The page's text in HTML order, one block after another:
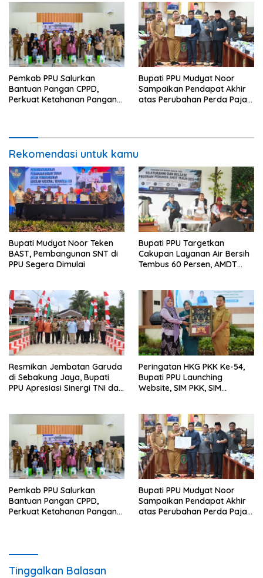
Pemkab PPU Salurkan
Bantuan Pangan CPPD,
Perkuat Ketahanan Pangan
Bupati PPU Mudyat Noor
Sampaikan Pendapat Akhir
atas Perubahan Perda Pajak
Rekomendasi untuk kamu
Bupati Mudyat Noor Teken
BAST, Pembangunan SNT di
PPU Segera Dimulai
Bupati PPU Targetkan
Cakupan Layanan Air Bersih
Tembus 60 Persen, AMDT
Resmikan Jembatan Garuda
di Sebakung Jaya, Bupati
PPU Apresiasi Sinergi TNI dan
Peringatan HKG PKK Ke-54,
Bupati PPU Launching
Website, SIM PKK, SIM
Pemkab PPU Salurkan
Bantuan Pangan CPPD,
Perkuat Ketahanan Pangan
Bupati PPU Mudyat Noor
Sampaikan Pendapat Akhir
atas Perubahan Perda Pajak
Tinggalkan Balasan